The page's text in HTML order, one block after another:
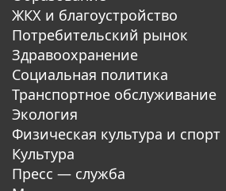
ЖКХ и благоустройство
Потребительский рынок
Здравоохранение
Социальная политика
Транспортное обслуживание
Экология
Физическая культура и спорт
Культура
Пресс — служба